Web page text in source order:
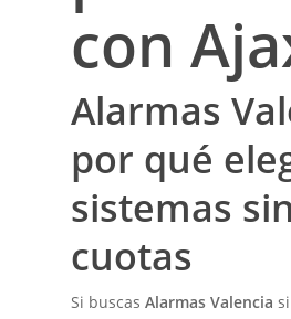
con
Alarmas
por qué
sistemas sin
cuotas
Si buscasAlarmas Valencia